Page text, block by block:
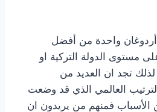
واحدة من أفضل
مستوى الدولة التركية او
تجد ان العديد من
العالمي الذي قد وضعت
الأسباب فمنهم من يريدون ان